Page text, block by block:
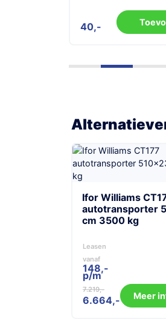
40
Ifor Williams
autotransporter
cm 3500 kg
Leasen
vanaf
148,-
p/m
7.219
Oorspronkelijke
prijs
6.664
Huidige
prijs
Meer